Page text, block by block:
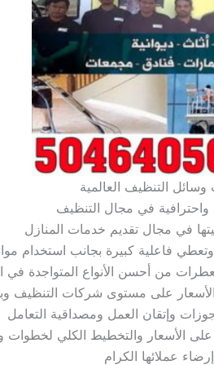
في مجال التنظيف
عملائها الكرام